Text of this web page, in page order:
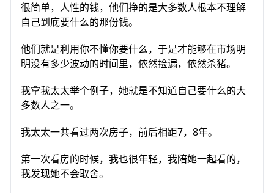
很简单，人性的钱，他们挣的是大多数人根本不理解
自己到底要什么的那份钱。
他们就是利用你不懂你要什么，于是才能够在市场明
明没有多少波动的时间里，依然捡漏，依然杀猪。
我拿我太太举个例子，她就是不知道自己要什么的大
多数人之一。
我太太一共看过两次房子，前后相距7，8年。
第一次看房的时候，我也很年轻，我陪她一起看的，
我发现她不会取舍。